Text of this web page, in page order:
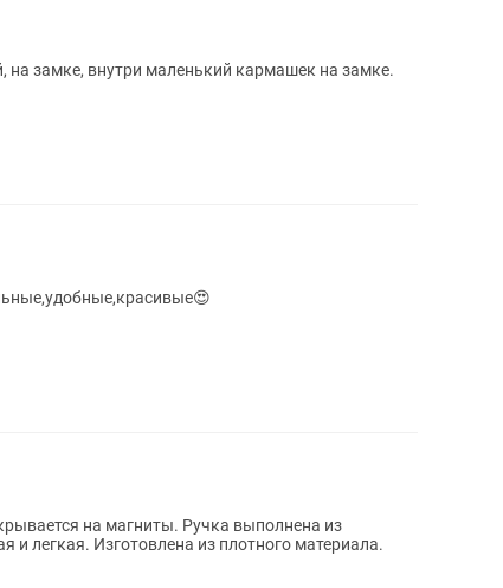
на замке, внутри маленький кармашек на замке.
Ручка выполнена из
пластика в виде цепи. Очень вместительная и легкая. Изготовлена из плотного материала.